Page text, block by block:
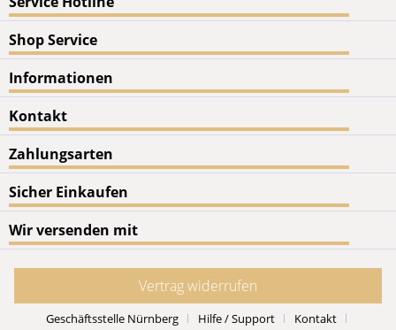
Shop Service
Informationen
Kontakt
Zahlungsarten
Sicher Einkaufen
Wir versenden mit
Vertrag widerrufen
Geschäftsstelle Nürnberg Hilfe / Support Kontakt